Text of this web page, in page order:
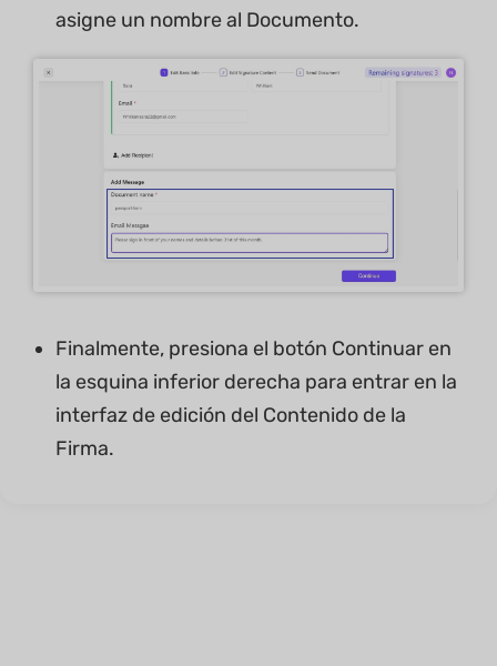
asigne un nombre al Documento.
Finalmente, presiona el botón Continuar en
la esquina inferior derecha para entrar en la
interfaz de edición del Contenido de la
Firma.